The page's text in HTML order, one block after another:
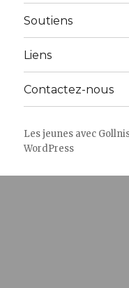
Soutiens
Liens
Contactez-nous
Les jeunes avec
WordPress